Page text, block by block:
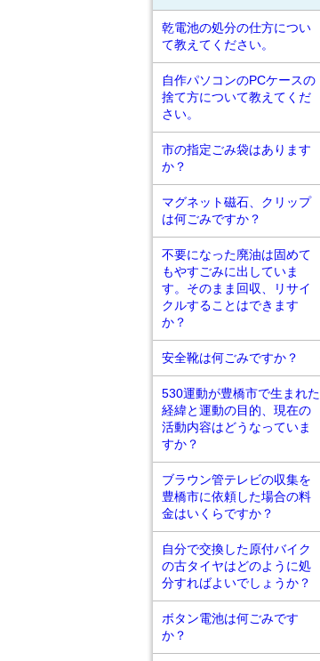
乾電池の処分の仕方につい
て教えてください。
自作パソコンのPCケースの
捨て方について教えてくだ
さい。
市の指定ごみ袋はあります
か？
マグネット磁石、クリップ
は何ごみですか？
不要になった廃油は固めて
もやすごみに出していま
す。そのまま回収、リサイ
クルすることはできます
か？
安全靴は何ごみですか？
530運動が豊橋市で生まれた
経緯と運動の目的、現在の
活動内容はどうなっていま
すか？
ブラウン管テレビの収集を
豊橋市に依頼した場合の料
金はいくらですか？
自分で交換した原付バイク
の古タイヤはどのように処
分すればよいでしょうか？
ボタン電池は何ごみです
か？